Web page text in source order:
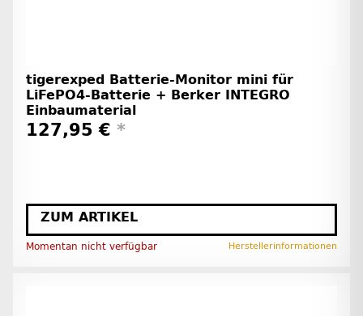
tigerexped Batterie-Monitor mini für
LiFePO4-Batterie + Berker INTEGRO
Einbaumaterial
127,95 € *
ZUM ARTIKEL
Momentan nicht verfügbar Herstellerinformationen